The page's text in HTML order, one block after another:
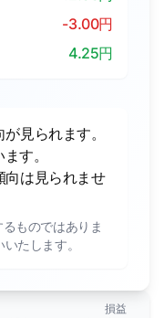
-3.00円
4.25円
見られます。
す。
向は見られませ
ものではありま
たします。
損益